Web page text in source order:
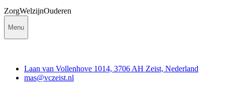
ZorgWelzijnOuderen
Menu
Laan van Vollenhove 1014, 3706 AH Zeist, Nederland
mas@vczeist.nl